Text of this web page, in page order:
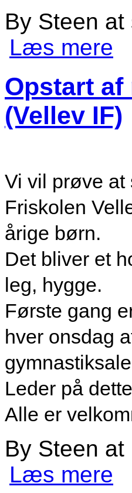
By Steen at
Læs mere
Opstart
(Vellev IF)
Vi vil prøve at
Friskolen
årige børn.
Det bliver et
leg, hygge.
Første gang
hver onsdag
Leder på
Alle er
By Steen at
Læs mere